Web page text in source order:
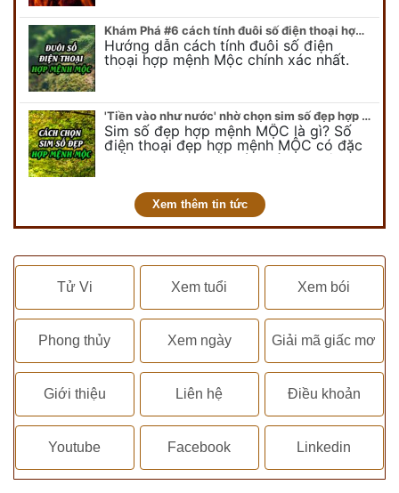
Khám Phá #6 cách tính đuôi số điện thoại hợp mệnh Mộc
Hướng dẫn cách tính đuôi số điện
thoại hợp mệnh Mộc chính xác nhất.
Cách chọn đuôi sim điện thoại hợp
chuyên…
'Tiền vào như nước' nhờ chọn sim số đẹp hợp mệnh MỘC
Sim số đẹp hợp mệnh MỘC là gì? Số
điện thoại đẹp hợp mệnh MỘC có đặc
điểm ra sao? Dưới góc nhìn chuyên gia
Xem thêm tin tức
Tử Vi Xem tuổi Xem bói
Phong thủy Xem ngày Giải mã giấc mơ
Giới thiệu Liên hệ Điều khoản
Youtube Facebook Linkedin